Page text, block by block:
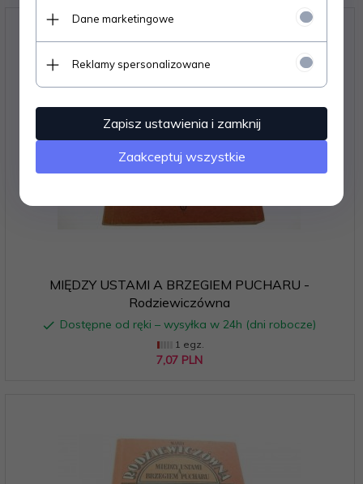
MIĘDZY USTAMI A BRZEGIEM PUCHARU -
Rodziewiczówna
Dostępne od ręki – wysyłka w 24h (dni robocze)
1 egz.
7,07 PLN
Dane marketingowe
Reklamy spersonalizowane
Zapisz ustawienia i zamknij
Zaakceptuj wszystkie